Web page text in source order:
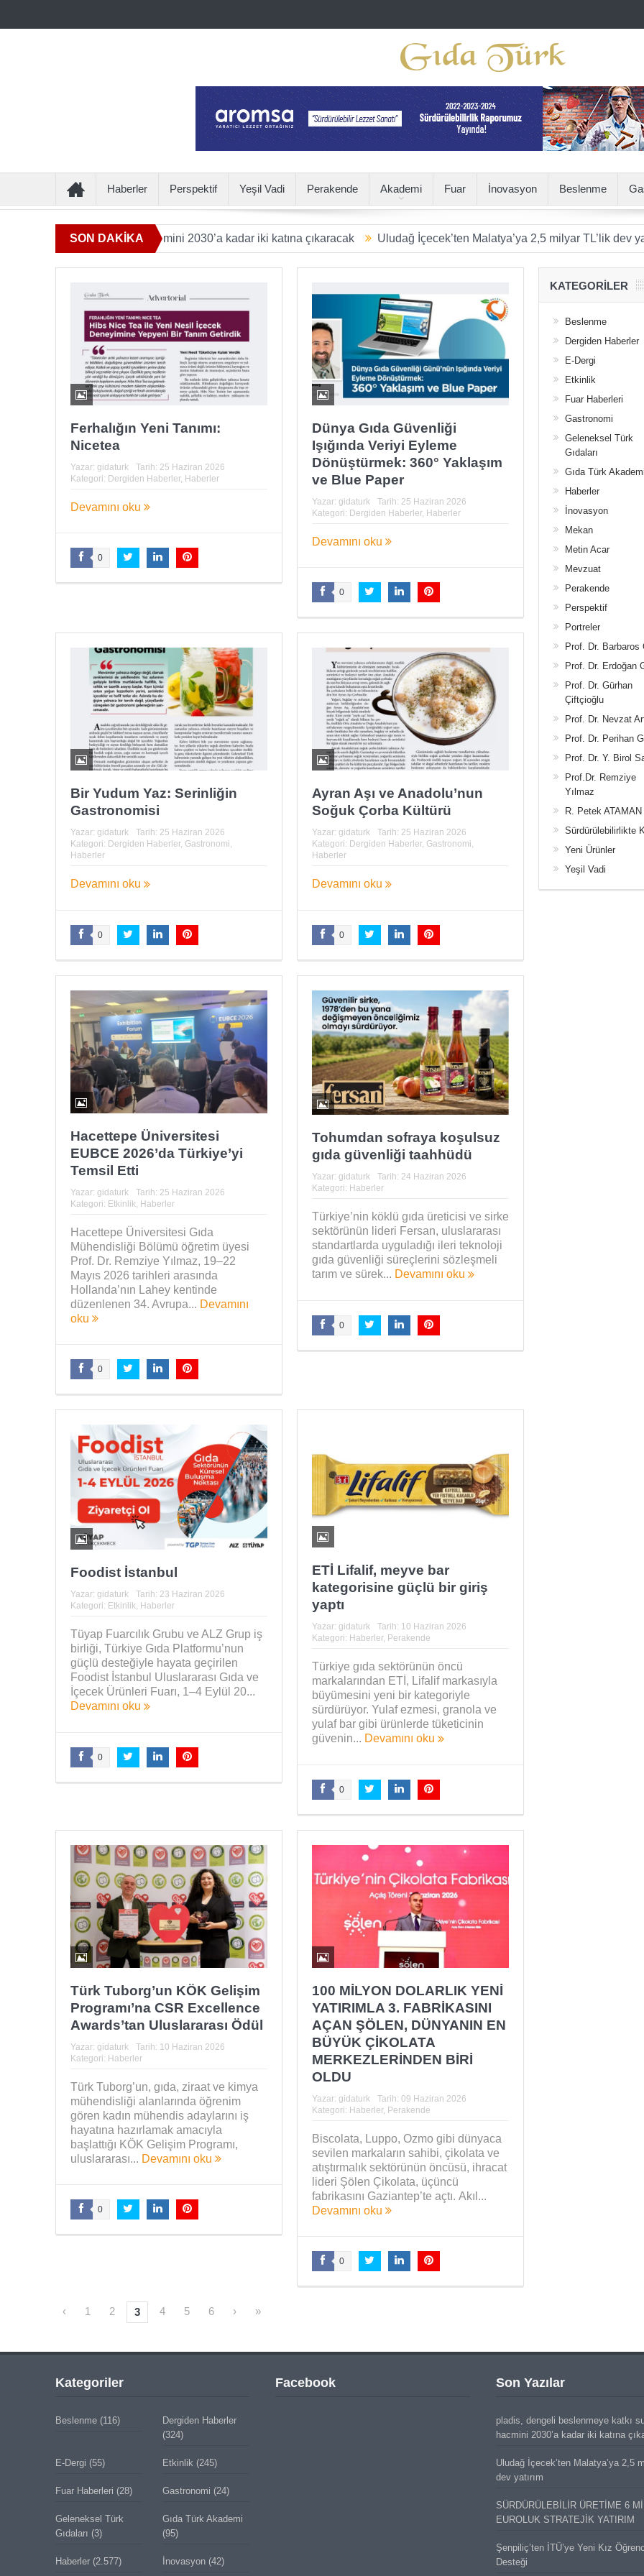
Haberler Perspektif Yeşil Vadi Perakende Akademi Fuar İnovasyon Beslenme
SON DAKİKA
sunan ürün hacmini 2030’a kadar iki katına çıkaracak Uludağ İçecek’ten Malatya’ya 2,5 milyar TL’lik dev yatırım
Ferhalığın Yeni Tanımı:
Nicetea
Yazar: gidaturk Tarih: 25 Haziran 2026
Kategori: Dergiden Haberler, Haberler
Devamını oku
0
Dünya Gıda Güvenliği
Işığında Veriyi Eyleme
Dönüştürmek: 360° Yaklaşım
ve Blue Paper
Yazar: gidaturk Tarih: 25 Haziran 2026
Kategori: Dergiden Haberler, Haberler
Devamını oku
0
Bir Yudum Yaz: Serinliğin
Gastronomisi
Yazar: gidaturk Tarih: 25 Haziran 2026
Kategori: Dergiden Haberler, Gastronomi,
Haberler
Devamını oku
0
Ayran Aşı ve Anadolu’nun
Soğuk Çorba Kültürü
Yazar: gidaturk Tarih: 25 Haziran 2026
Kategori: Dergiden Haberler, Gastronomi,
Haberler
Devamını oku
0
Hacettepe Üniversitesi
EUBCE 2026’da Türkiye’yi
Temsil Etti
Yazar: gidaturk Tarih: 25 Haziran 2026
Kategori: Etkinlik, Haberler
Hacettepe Üniversitesi Gıda
Mühendisliği Bölümü öğretim üyesi
Prof. Dr. Remziye Yılmaz, 19–22
Mayıs 2026 tarihleri arasında
Hollanda’nın Lahey kentinde
düzenlenen 34. Avrupa... Devamını
oku
0
Tohumdan sofraya koşulsuz
gıda güvenliği taahhüdü
Yazar: gidaturk Tarih: 24 Haziran 2026
Kategori: Haberler
Türkiye’nin köklü gıda üreticisi ve sirke
sektörünün lideri Fersan, uluslararası
standartlarda uyguladığı ileri teknoloji
gıda güvenliği süreçlerini sözleşmeli
tarım ve sürek... Devamını oku
0
Foodist İstanbul
Yazar: gidaturk Tarih: 23 Haziran 2026
Kategori: Etkinlik, Haberler
Tüyap Fuarcılık Grubu ve ALZ Grup iş
birliği, Türkiye Gıda Platformu’nun
güçlü desteğiyle hayata geçirilen
Foodist İstanbul Uluslararası Gıda ve
İçecek Ürünleri Fuarı, 1–4 Eylül 20...
Devamını oku
0
ETİ Lifalif, meyve bar
kategorisine güçlü bir giriş
yaptı
Yazar: gidaturk Tarih: 10 Haziran 2026
Kategori: Haberler, Perakende
Türkiye gıda sektörünün öncü
markalarından ETİ, Lifalif markasıyla
büyümesini yeni bir kategoriyle
sürdürüyor. Yulaf ezmesi, granola ve
yulaf bar gibi ürünlerde tüketicinin
güvenin... Devamını oku
0
Türk Tuborg’un KÖK Gelişim
Programı’na CSR Excellence
Awards’tan Uluslararası Ödül
Yazar: gidaturk Tarih: 10 Haziran 2026
Kategori: Haberler
Türk Tuborg’un, gıda, ziraat ve kimya
mühendisliği alanlarında öğrenim
gören kadın mühendis adaylarını iş
hayatına hazırlamak amacıyla
başlattığı KÖK Gelişim Programı,
uluslararası... Devamını oku
0
100 MİLYON DOLARLIK YENİ
YATIRIMLA 3. FABRİKASINI
AÇAN ŞÖLEN, DÜNYANIN EN
BÜYÜK ÇİKOLATA
MERKEZLERİNDEN BİRİ
OLDU
Yazar: gidaturk Tarih: 09 Haziran 2026
Kategori: Haberler, Perakende
Biscolata, Luppo, Ozmo gibi dünyaca
sevilen markaların sahibi, çikolata ve
atıştırmalık sektörünün öncüsü, ihracat
lideri Şölen Çikolata, üçüncü
fabrikasını Gaziantep’te açtı. Akıl...
Devamını oku
0
‹ 1 2 3 4 5 6 › »
KATEGORILER
Beslenme
Dergiden Haberler
E-Dergi
Etkinlik
Fuar Haberleri
Gastronomi
Geleneksel Türk
Gıdaları
Gıda Türk Akademi
Haberler
İnovasyon
Mekan
Metin Acar
Mevzuat
Perakende
Perspektif
Portreler
Prof. Dr. Barbaros
Prof. Dr. Erdoğan
Prof. Dr. Gürhan
Çiftçioğlu
Prof. Dr. Nevzat
Prof. Dr. Perihan
Prof. Dr. Y. Birol
Prof.Dr. Remziye
Yılmaz
R. Petek ATAMAN
Sürdürülebilirlikte
Yeni Ürünler
Yeşil Vadi
Yaman Çelişki
Kategoriler
Beslenme(116)
Dergiden Haberler
(324)
E-Dergi (55) Etkinlik (245)
Fuar Haberleri (28) Gastronomi (24)
Geleneksel Türk
Gıdaları (3)
Gıda Türk Akademi
(95)
Haberler(2.577) İnovasyon(42)
Facebook Son Yazılar
pladis, dengeli beslenmeye katkı
hacmini 2030’a kadar iki katına
Uludağ İçecek’ten Malatya’ya 2,5
dev yatırım
SÜRDÜRÜLEBİLİR ÜRETİME 6
EUROLUK STRATEJİK YATIRIM
Şenpiliç’ten İTÜ’ye Yeni Kız
Desteği